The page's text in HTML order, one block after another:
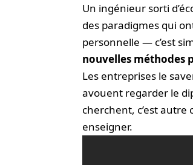
Un ingénieur sorti
des paradigmes qui
personnelle — c’est
nouvelles méthodes
Les entreprises le
avouent regarder le
cherchent, c’est autre
enseigner.